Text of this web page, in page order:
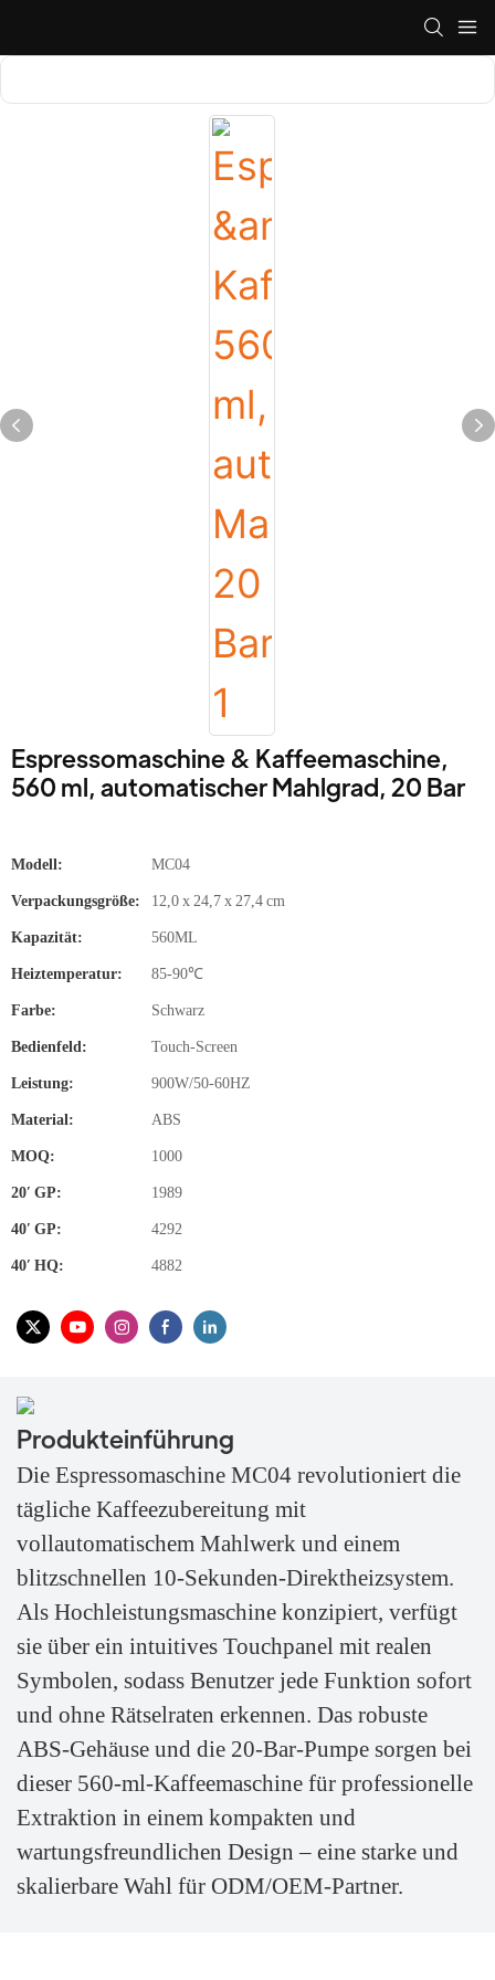
Espressomaschine & Kaffeemaschine,
560 ml, automatischer Mahlgrad, 20 Bar
Modell: MC04
Verpackungsgröße: 12,0 x 24,7 x 27,4 cm
Kapazität: 560ML
Heiztemperatur: 85-90℃
Farbe: Schwarz
Bedienfeld: Touch-Screen
Leistung: 900W/50-60HZ
Material: ABS
MOQ: 1000
20′ GP: 1989
40′ GP: 4292
40′ HQ: 4882
Produkteinführung
Die Espressomaschine MC04 revolutioniert die
tägliche Kaffeezubereitung mit
vollautomatischem Mahlwerk und einem
blitzschnellen 10-Sekunden-Direktheizsystem.
Als Hochleistungsmaschine konzipiert, verfügt
sie über ein intuitives Touchpanel mit realen
Symbolen, sodass Benutzer jede Funktion sofort
und ohne Rätselraten erkennen. Das robuste
ABS-Gehäuse und die 20-Bar-Pumpe sorgen bei
dieser 560-ml-Kaffeemaschine für professionelle
Extraktion in einem kompakten und
wartungsfreundlichen Design – eine starke und
skalierbare Wahl für ODM/OEM-Partner.